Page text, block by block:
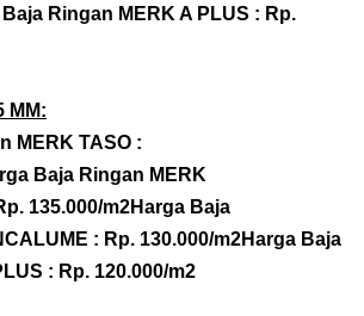
Baja Ringan MERK A PLUS : Rp.
MM:
MERK TASO :
Baja Ringan MERK
135.000/m2Harga Baja
: Rp. 130.000/m2Harga Baja
: Rp. 120.000/m2